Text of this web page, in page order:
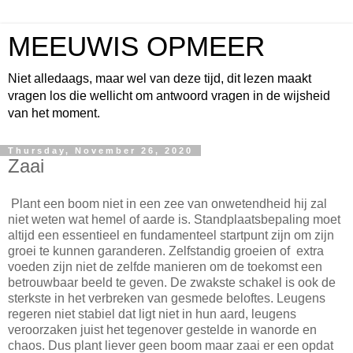
MEEUWIS OPMEER
Niet alledaags, maar wel van deze tijd, dit lezen maakt
vragen los die wellicht om antwoord vragen in de wijsheid
van het moment.
Thursday, November 26, 2020
Zaai
Plant een boom niet in een zee van onwetendheid hij zal
niet weten wat hemel of aarde is. Standplaatsbepaling moet
altijd een essentieel en fundamenteel startpunt zijn om zijn
groei te kunnen garanderen. Zelfstandig groeien of extra
voeden zijn niet de zelfde manieren om de toekomst een
betrouwbaar beeld te geven. De zwakste schakel is ook de
sterkste in het verbreken van gesmede beloftes. Leugens
regeren niet stabiel dat ligt niet in hun aard, leugens
veroorzaken juist het tegenover gestelde in wanorde en
chaos. Dus plant liever geen boom maar zaai er een opdat